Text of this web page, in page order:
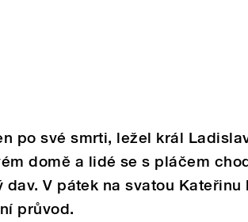
po své smrti, ležel král
domě a lidé se s pláčem
V pátek na svatou Kateřinu
průvod.